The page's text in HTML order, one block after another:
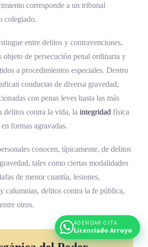
corresponde a un tribunal
colegiado.
entre delitos y contravenciones,
objeto de persecución penal ordinaria y
a procedimientos especiales. Dentro
conductas de diversa gravedad,
con penas leves hasta las más
delitos contra la vida, la integridad física
formas agravadas.
conocen, típicamente, de delitos
tales como ciertas modalidades
de menor cuantía, lesiones,
calumnias, delitos contra la fe pública,
otros.
AGENDAR CITA
Licenciado Arroyo